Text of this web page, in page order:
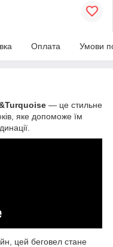
Оплата Умови
— це стильне
яке допоможе їм
цей беговел стане